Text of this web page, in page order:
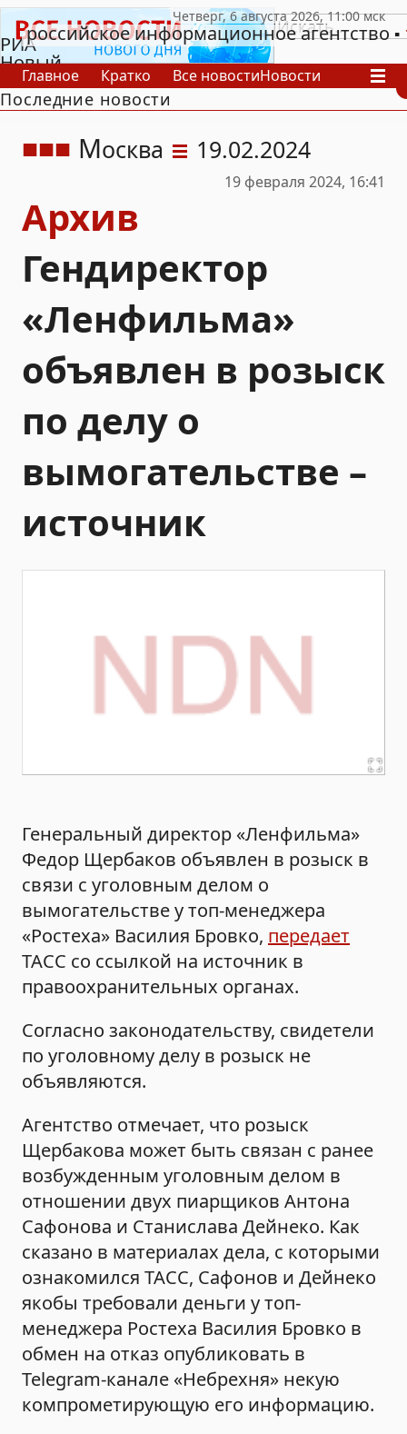
РИА
Новый
День
российское информационное агентство
Главное Кратко Все новостиНовости
В России
В мире
Последние новости
Москва 19.02.2024
19 февраля 2024, 16:41
Архив
Гендиректор
«Ленфильма»
объявлен в розыск
по делу о
вымогательстве –
источник
Генеральный директор «Ленфильма»
Федор Щербаков объявлен в розыск в
связи с уголовным делом о
вымогательстве у топ-менеджера
«Ростеха» Василия Бровко, передает
ТАСС со ссылкой на источник в
правоохранительных органах.
Согласно законодательству, свидетели
по уголовному делу в розыск не
объявляются.
Агентство отмечает, что розыск
Щербакова может быть связан с ранее
возбужденным уголовным делом в
отношении двух пиарщиков Антона
Сафонова и Станислава Дейнеко. Как
сказано в материалах дела, с которыми
ознакомился ТАСС, Сафонов и Дейнеко
якобы требовали деньги у топ-
менеджера Ростеха Василия Бровко в
обмен на отказ опубликовать в
Telegram-канале «Небрехня» некую
компрометирующую его информацию.